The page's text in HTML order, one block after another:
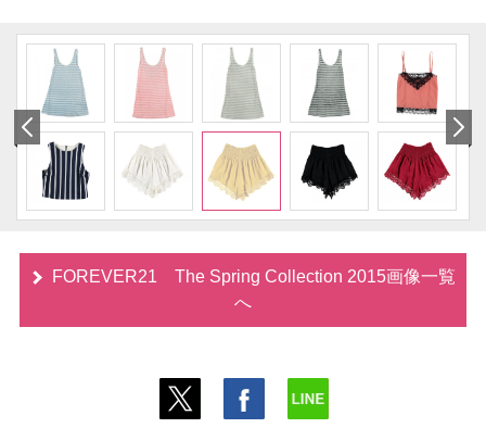
FOREVER21 The Spring Collection 2015画像一覧
へ